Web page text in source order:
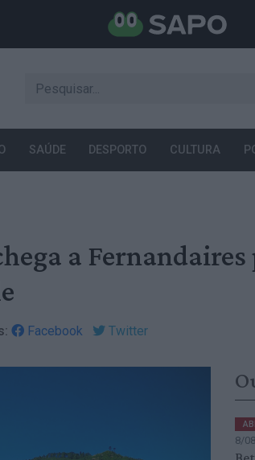
SAÚDE DESPORTO CULTURA
a Fernandaires
Facebook Twitter
8/